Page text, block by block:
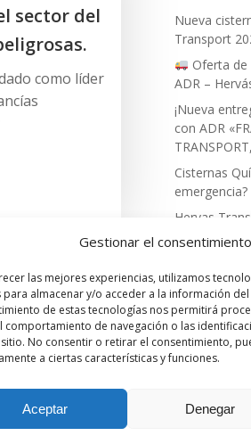
Gestionar el
las mejores experiencias, utilizamos
para almacenar y/o acceder a la información
de estas tecnologías nos permitirá
comportamiento de navegación o las
sitio. No consentir o retirar el consentimiento,
a ciertas características y funciones.
Aceptar Denegar
sector del
como líder
Nueva
Transport
Oferta
ADR –
¡Nueva
con ADR
Cisternas
emergencia?
Hervas
como líder
INTERNACIONAL.|